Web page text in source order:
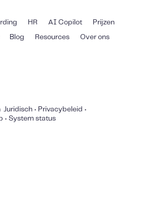
HR AI Copilot Prijzen
Blog Resources Over ons
Juridisch • Privacybeleid •
•System status